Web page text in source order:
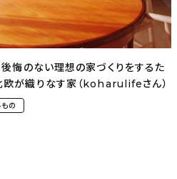
後悔のない理想の家づくりをするた
欧が織りなす家（koharulifeさん）
の